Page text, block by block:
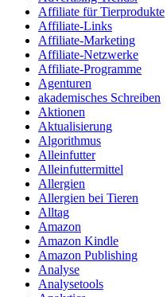
Affiliate für Tierprodukte
Affiliate-Links
Affiliate-Marketing
Affiliate-Netzwerke
Affiliate-Programme
Agenturen
akademisches Schreiben
Aktionen
Aktualisierung
Algorithmus
Alleinfutter
Alleinfuttermittel
Allergien
Allergien bei Tieren
Alltag
Amazon
Amazon Kindle
Amazon Publishing
Analyse
Analysetools